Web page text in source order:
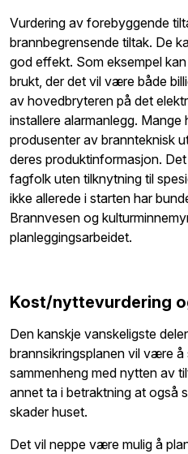
Vurdering av forebyggende
brannbegrensende tiltak. De
god effekt. Som eksempel
brukt, der det vil være både
av hovedbryteren på det
installere alarmanlegg.
produsenter av brannteknisk
deres produktinformasjon.
fagfolk uten tilknytning til
ikke allerede i starten har
Brannvesen og
planleggingsarbeidet.
Kost/nyttevurdering
Den kanskje vanskeligste
brannsikringsplanen vil være
sammenheng med nytten av
annet ta i betraktning at også
skader huset.
Det vil neppe være mulig å